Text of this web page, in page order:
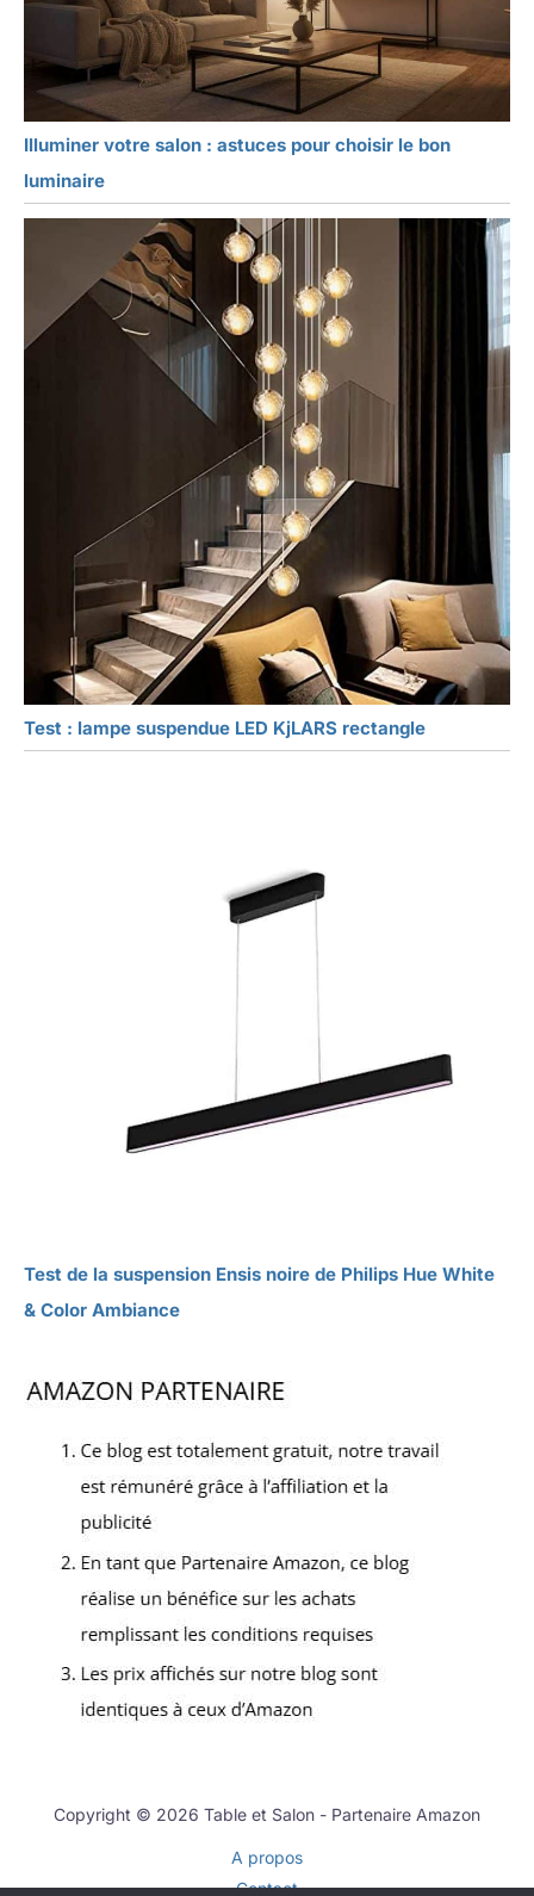
Illuminer votre salon : astuces pour choisir le bon
luminaire
Test : lampe suspendue LED KjLARS rectangle
Test de la suspension Ensis noire de Philips Hue White
& Color Ambiance
Copyright © 2026 Table et Salon - Partenaire Amazon
A propos
Contact